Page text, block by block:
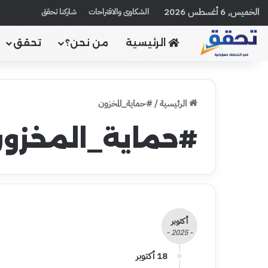
الخميس, 6 أغسطس 2026 الشكاوى والاقتراحات شاركنا تحقق
الرئيسية من نحن؟ تحقق
الرئيسية/#حماية_المخزون
أكتوبر
- 2025 -
18 أكتوبر